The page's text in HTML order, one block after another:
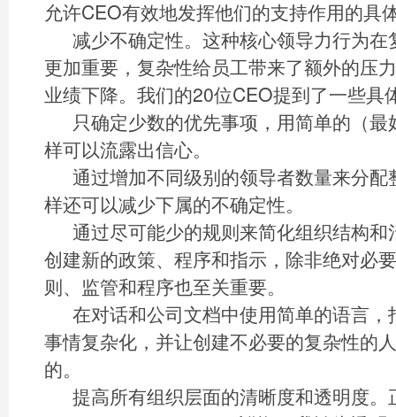
允许CEO有效地发挥他们的支持作用的具
减少不确定性。这种核心领导力行为
更加重要，复杂性给员工带来了额外的压
业绩下降。我们的20位CEO提到了一些具
只确定少数的优先事项，用简单的（
样可以流露出信心。
通过增加不同级别的领导者数量来分
样还可以减少下属的不确定性。
通过尽可能少的规则来简化组织结构
创建新的政策、程序和指示，除非绝对必
则、监管和程序也至关重要。
在对话和公司文档中使用简单的语言
事情复杂化，并让创建不必要的复杂性的
的。
提高所有组织层面的清晰度和透明度